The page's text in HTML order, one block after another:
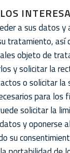
a sus datos y
tratamiento, así
objeto de
y solicitar la
o solicitar la
para los
solicitar la
y oponerse
su